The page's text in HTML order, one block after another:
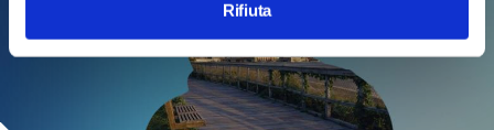
Rifiuta